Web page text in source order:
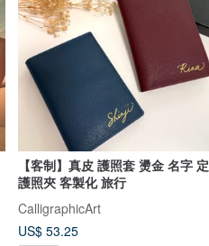
【客制】真皮 護照套 燙金 名字
護照夾 客製化 旅行
CalligraphicArt
US$ 53.25